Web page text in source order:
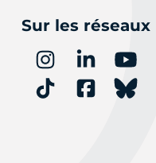
Sur les réseaux